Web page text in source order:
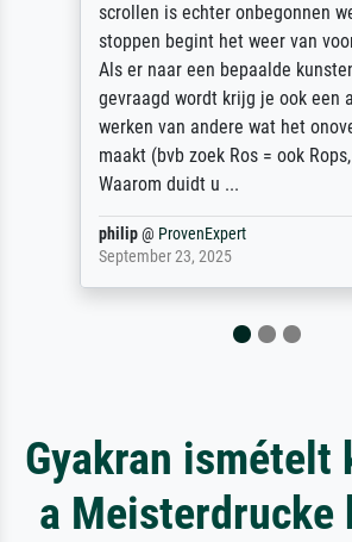
angegebenen Lieferanschrift
Überraschung für die
Ehefrau sein zum Hochzeits-
auch Geburtstag sein) doch nach
zugestellt wurde.
Jürgen@ProvenExpert
April 22, 2026
Gyakran ismételt
a Meisterdrucke